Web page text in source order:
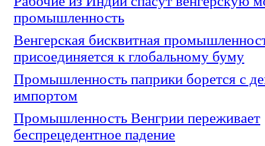
промышленность
Венгерская бисквитная
присоединяется к глобальному буму
Промышленность паприки борется с
импортом
Промышленность Венгрии переживает
беспрецедентное падение